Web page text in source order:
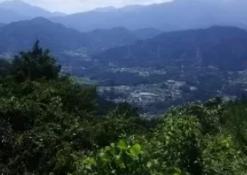
ン-』
2023.04.18
［NEWS］中村優さんと富
吉田のまちをHike&Runの
ーケーションイベント
2021.04.14
KAMAKURA